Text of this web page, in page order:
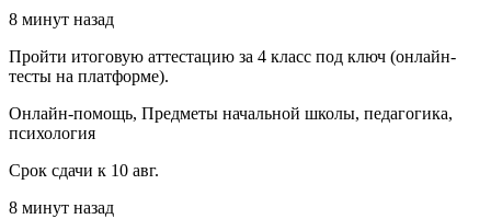
8 минут назад
Пройти итоговую аттестацию за 4 класс под ключ (онлайн-
тесты на платформе).
Онлайн-помощь, Предметы начальной школы, педагогика,
психология
Срок сдачи к 10 авг.
8 минут назад